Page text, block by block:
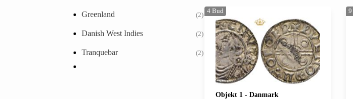
Greenland (2)
Danish West Indies (2)
Tranquebar (2)
4 Bud
Objekt 1 - Danmark
9